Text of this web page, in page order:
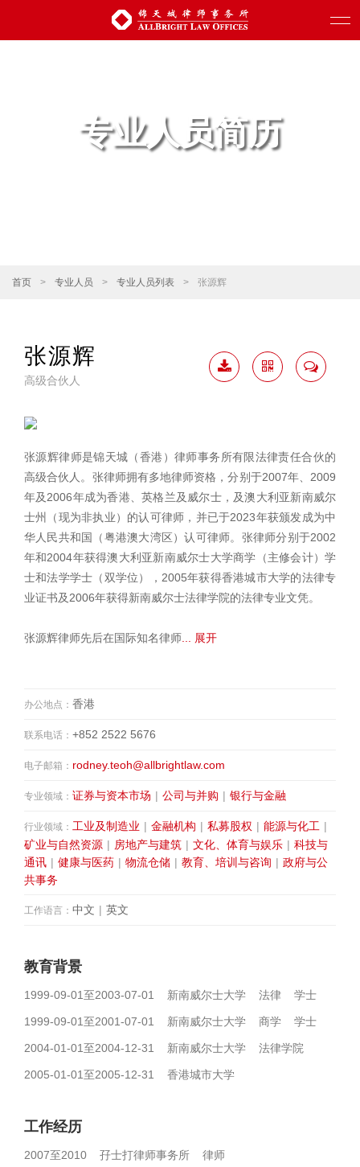
专业人员简历
首页 > 专业人员 > 专业人员列表 > 张源辉
张源辉
高级合伙人
张源辉律师是锦天城（香港）律师事务所有限法律责任合伙的
高级合伙人。张律师拥有多地律师资格，分别于2007年、2009
年及2006年成为香港、英格兰及威尔士，及澳大利亚新南威尔
士州（现为非执业）的认可律师，并已于2023年获颁发成为中
华人民共和国（粤港澳大湾区）认可律师。张律师分别于2002
年和2004年获得澳大利亚新南威尔士大学商学（主修会计）学
士和法学学士（双学位），2005年获得香港城市大学的法律专
业证书及2006年获得新南威尔士法律学院的法律专业文凭。
张源辉律师先后在国际知名律师 ... 展开
办公地点： 香港
联系电话： +852 2522 5676
电子邮箱： rodney.teoh@allbrightlaw.com
专业领域： 证券与资本市场 | 公司与并购 | 银行与金融
行业领域： 工业及制造业 | 金融机构 | 私募股权 | 能源与化工 |
矿业与自然资源 | 房地产与建筑 | 文化、体育与娱乐 | 科技与
通讯 | 健康与医药 | 物流仓储 | 教育、培训与咨询 | 政府与公
共事务
工作语言： 中文 | 英文
教育背景
1999-09-01至2003-07-01 新南威尔士大学 法律 学士
1999-09-01至2001-07-01 新南威尔士大学 商学 学士
2004-01-01至2004-12-31 新南威尔士大学 法律学院
2005-01-01至2005-12-31 香港城市大学
工作经历
2007至2010 孖士打律师事务所 律师